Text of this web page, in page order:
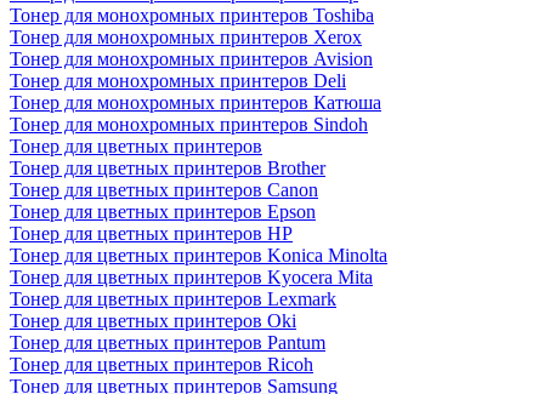
Тонер для монохромных принтеров Toshiba
Тонер для монохромных принтеров Xerox
Тонер для монохромных принтеров Avision
Тонер для монохромных принтеров Deli
Тонер для монохромных принтеров Катюша
Тонер для монохромных принтеров Sindoh
Тонер для цветных принтеров
Тонер для цветных принтеров Brother
Тонер для цветных принтеров Canon
Тонер для цветных принтеров Epson
Тонер для цветных принтеров HP
Тонер для цветных принтеров Konica Minolta
Тонер для цветных принтеров Kyocera Mita
Тонер для цветных принтеров Lexmark
Тонер для цветных принтеров Oki
Тонер для цветных принтеров Pantum
Тонер для цветных принтеров Ricoh
Тонер для цветных принтеров Samsung